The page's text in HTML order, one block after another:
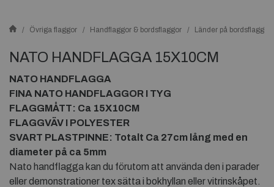
Övriga flaggor Handflaggor & bordsflaggor Länder på
NATO HANDFLAGGA 15X10CM
NATO HANDFLAGGA
FINA NATO HANDFLAGGOR I TYG
FLAGGMÅTT: Ca 15X10CM
FLAGGVÄV I POLYESTER
SVART PLASTPINNE: Totalt Ca 27cm lång med en
diameter på ca 5mm
Nato handflagga kan du förutom att använda den i parader
eller demonstrationer tex sätta i bokhyllan eller vitrinskåpet.